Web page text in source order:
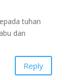
tuhan
dan
Reply